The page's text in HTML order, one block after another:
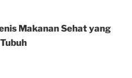
Makanan Sehat yang